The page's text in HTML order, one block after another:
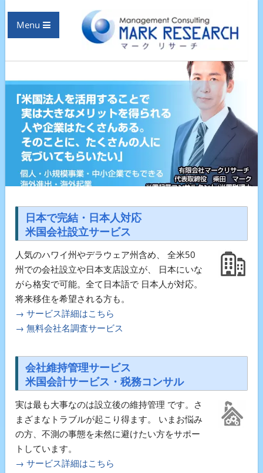
Menu
日本で完結・日本人対応
米国会社設立サービス
人気のハワイ州やデラウェア州含め、 全米50
州での会社設立や日本支店設立が、 日本にいな
がら格安で可能。全て日本語で 日本人が対応。
将来移住を希望される方も。
→ サービス詳細はこちら
→ 無料会社名調査サービス
会社維持管理サービス
米国会計サービス・税務コンサル
実は最も大事なのは設立後の維持管理 です。さ
まざまなトラブルが起こり得ます。 いまお悩み
の方、不測の事態を未然に避けたい方をサポー
トしています。
→ サービス詳細はこちら